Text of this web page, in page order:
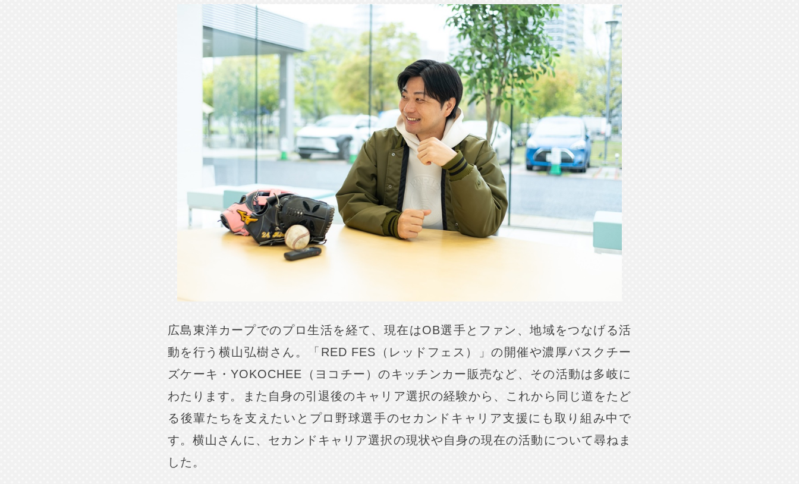
広島東洋カープでのプロ生活を経て、現在はOB選手とファン、地域をつなげる活
動を行う横山弘樹さん。「RED FES（レッドフェス）」の開催や濃厚バスクチー
ズケーキ・YOKOCHEE（ヨコチー）のキッチンカー販売など、その活動は多岐に
わたります。また自身の引退後のキャリア選択の経験から、これから同じ道をたど
る後輩たちを支えたいとプロ野球選手のセカンドキャリア支援にも取り組み中で
す。横山さんに、セカンドキャリア選択の現状や自身の現在の活動について尋ねま
した。